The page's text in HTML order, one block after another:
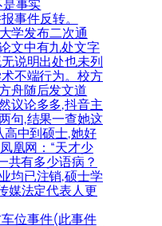
事实
事件反转。
学发布二次通
文中有九处文字
说明出处也未列
不端行为。校方
舟随后发文道
议论多多,抖音主
句,结果一查她这
中到硕士,她好
凰网：“天才少
共有多少语病？
均已注销,硕士学
媒法定代表人更
位事件(此事件